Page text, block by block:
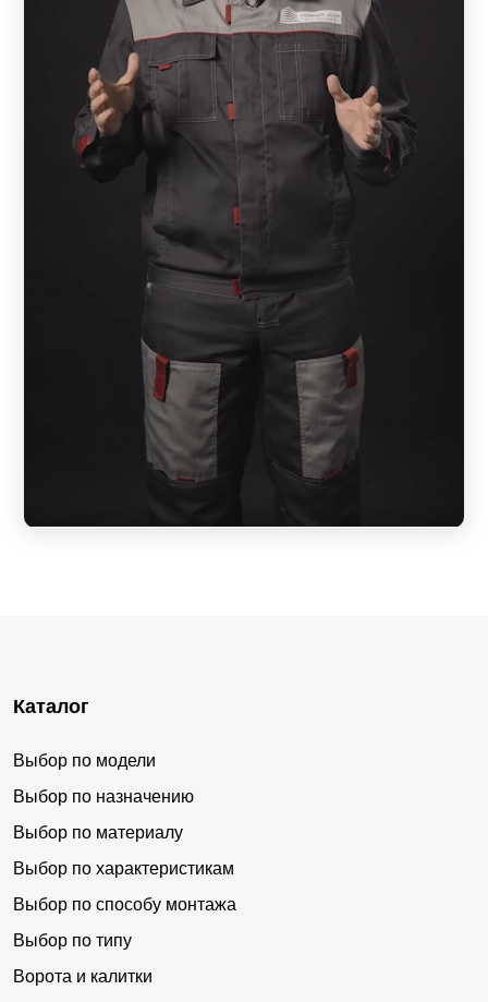
Каталог
Выбор по модели
Выбор по назначению
Выбор по материалу
Выбор по характеристикам
Выбор по способу монтажа
Выбор по типу
Ворота и калитки